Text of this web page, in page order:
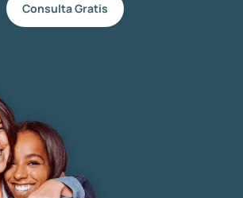
Consulta Gratis